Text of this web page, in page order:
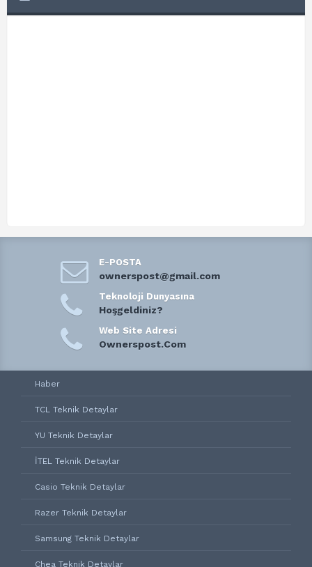
E-POSTA
ownerspost@gmail.com
Teknoloji Dunyasına
Hoşgeldiniz?
Web Site Adresi
Ownerspost.Com
Haber
TCL Teknik Detaylar
YU Teknik Detaylar
İTEL Teknik Detaylar
Casio Teknik Detaylar
Razer Teknik Detaylar
Samsung Teknik Detaylar
Chea Teknik Detaylar